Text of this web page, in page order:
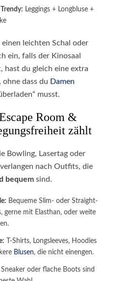
Trendy: Leggings + Longbluse +
einen leichten Schal oder
ein, falls der Kinosaal
hast du gleich eine extra
dass du Damen
musst.
Room &
zählt
Bowling, Lasertag oder
verlangen nach Outfits, die
bequem sind.
Bequeme Slim- oder Straight-
gerne mit Elasthan, oder weite
T-Shirts, Longsleeves, Hoodies
Blusen, die nicht einengen.
Sneaker oder flache Boots sind